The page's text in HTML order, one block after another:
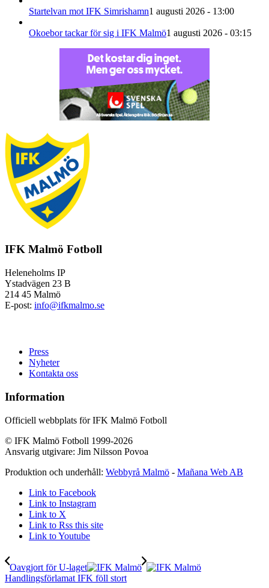
Startelvan mot IFK Simrishamn1 augusti 2026 - 13:00
Okoebor tackar för sig i IFK Malmö1 augusti 2026 - 03:15
IFK Malmö Fotboll
Heleneholms IP
Ystadvägen 23 B
214 45 Malmö
E-post: info@ifkmalmo.se
Press
Nyheter
Kontakta oss
Information
Officiell webbplats för IFK Malmö Fotboll
© IFK Malmö Fotboll 1999-2026
Ansvarig utgivare: Jim Nilsson Povoa
Produktion och underhåll: Webbyrå Malmö - Mañana Web AB
Link to Facebook
Link to Instagram
Link to X
Link to Rss this site
Link to Youtube
Oavgjort för U-laget
Handlingsförlamat IFK föll stort